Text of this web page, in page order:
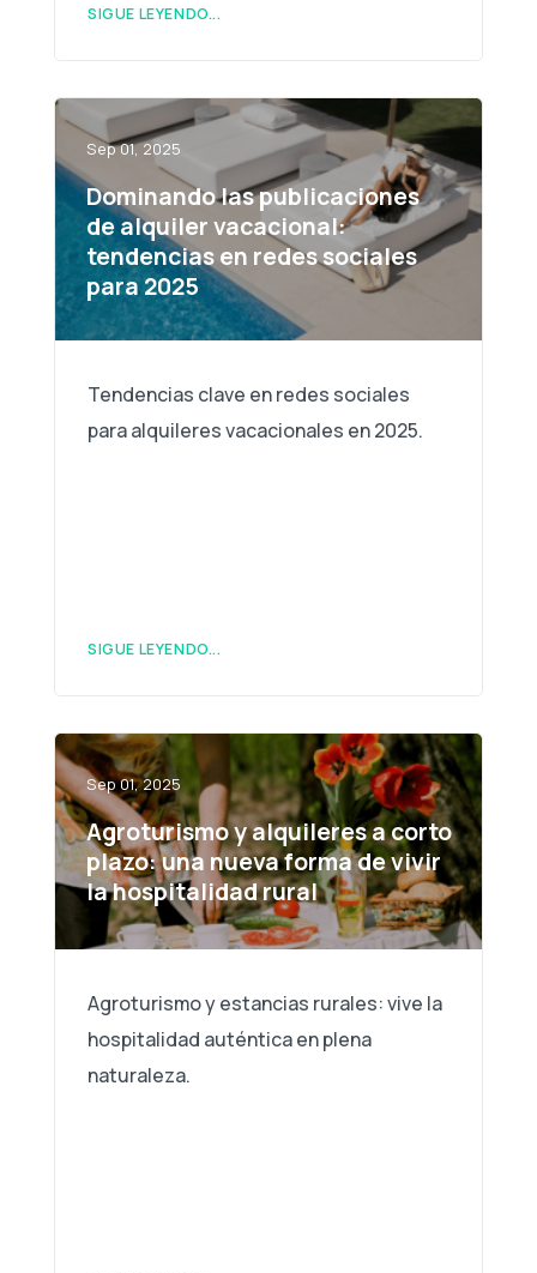
SIGUE LEYENDO...
Sep 01, 2025
Dominando las publicaciones
de alquiler vacacional:
tendencias en redes sociales
para 2025
Tendencias clave en redes sociales
para alquileres vacacionales en 2025.
SIGUE LEYENDO...
Sep 01, 2025
Agroturismo y alquileres a corto
plazo: una nueva forma de vivir
la hospitalidad rural
Agroturismo y estancias rurales: vive la
hospitalidad auténtica en plena
naturaleza.